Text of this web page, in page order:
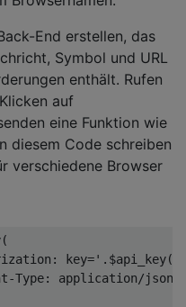
End erstellen, das
Symbol und URL
enthält. Rufen
auf
eine Funktion wie
diesem Code schreiben
verschiedene Browser
(
key=' . $api_key(
Type: application/json'